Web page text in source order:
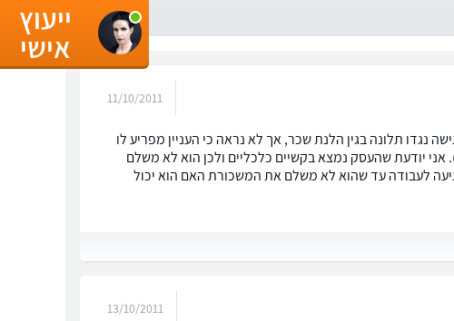
11/10/2011
תלונה בגין הלנת שכר, אך לא נראה כי העניין מפריע לו
אני יודעת שהעסק נמצא בקשיים כלכליים ולכן הוא לא משלם
לעבודה עד שהוא לא משלם את המשכורת האם הוא יכול
13/10/2011
ייעוץ
אישי